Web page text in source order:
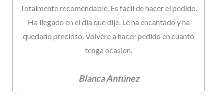
Totalmente recomendable. Es facil de hacer el pedido.
Ha llegado en el dia que dije. Le ha encantado y ha
quedado precioso. Volvere a hacer pedido en cuanto
tenga ocasion.
Blanca Antúnez